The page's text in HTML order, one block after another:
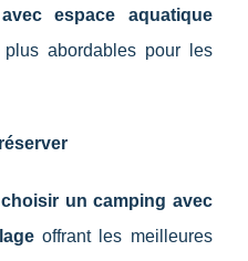
espace aquatique
abordables pour les
choisir un camping avec
offrant les meilleures